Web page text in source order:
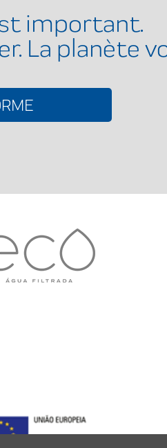
important.
La planète